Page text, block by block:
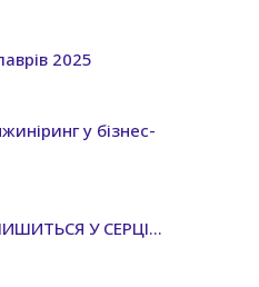
2025
у бізнес-
У СЕРЦІ…